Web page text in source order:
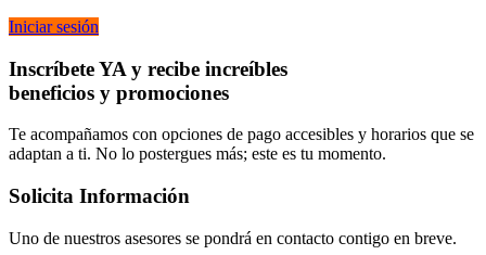
Iniciar sesión
Inscríbete YA y recibe increíbles
beneficios y promociones
Te acompañamos con opciones de pago accesibles y horarios que se
adaptan a ti. No lo postergues más; este es tu momento.
Solicita Información
Uno de nuestros asesores se pondrá en contacto contigo en breve.